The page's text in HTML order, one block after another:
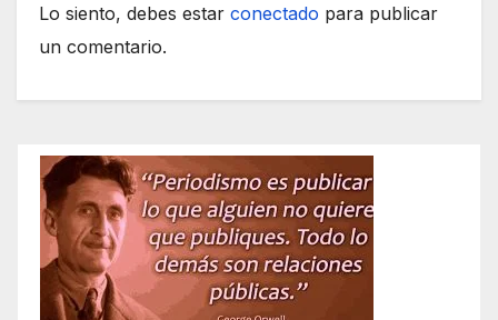
Lo siento, debes estar conectado para publicar
un comentario.